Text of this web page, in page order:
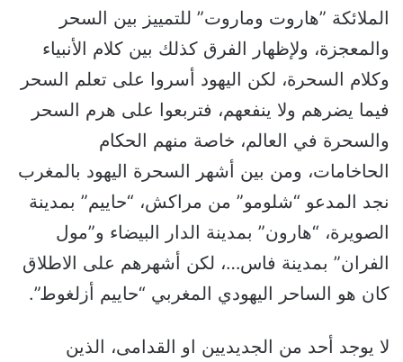
الملائكة ”هاروت وماروت” للتمييز بين السحر
والمعجزة، ولإظهار الفرق كذلك بين كلام الأنبياء
وكلام السحرة، لكن اليهود أسروا على تعلم السحر
فيما يضرهم ولا ينفعهم، فتربعوا على هرم السحر
والسحرة في العالم، خاصة منهم الحكام
الحاخامات، ومن بين أشهر السحرة اليهود بالمغرب
نجد المدعو “شلومو” من مراكش، “حاييم” بمدينة
الصويرة، “هارون” بمدينة الدار البيضاء و”مول
الفران” بمدينة فاس…، لكن أشهرهم على الاطلاق
كان هو الساحر اليهودي المغربي “حاييم أزلغوط”.
لا يوجد أحد من الجديديين او القدامى، الذين